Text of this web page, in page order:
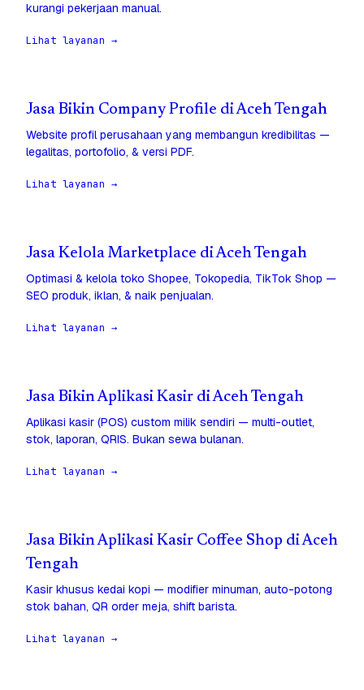
kurangi pekerjaan manual.
Lihat layanan →
Jasa Bikin Company Profile di Aceh Tengah
Website profil perusahaan yang membangun kredibilitas —
legalitas, portofolio, & versi PDF.
Lihat layanan →
Jasa Kelola Marketplace di Aceh Tengah
Optimasi & kelola toko Shopee, Tokopedia, TikTok Shop —
SEO produk, iklan, & naik penjualan.
Lihat layanan →
Jasa Bikin Aplikasi Kasir di Aceh Tengah
Aplikasi kasir (POS) custom milik sendiri — multi-outlet,
stok, laporan, QRIS. Bukan sewa bulanan.
Lihat layanan →
Jasa Bikin Aplikasi Kasir Coffee Shop di Aceh
Tengah
Kasir khusus kedai kopi — modifier minuman, auto-potong
stok bahan, QR order meja, shift barista.
Lihat layanan →